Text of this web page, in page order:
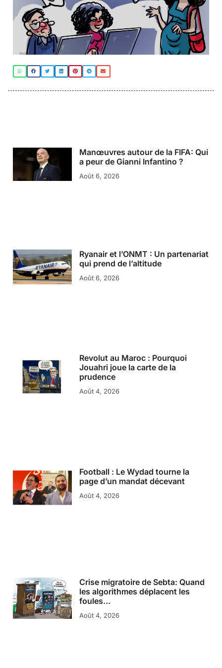
Manœuvres autour de la FIFA: Qui
a peur de Gianni Infantino ?
Août 6, 2026
Ryanair et l’ONMT : Un partenariat
qui prend de l’altitude
Août 6, 2026
Revolut au Maroc : Pourquoi
Jouahri joue la carte de la
prudence
Août 4, 2026
Football : Le Wydad tourne la
page d’un mandat décevant
Août 4, 2026
Crise migratoire de Sebta: Quand
les algorithmes déplacent les
foules…
Août 4, 2026